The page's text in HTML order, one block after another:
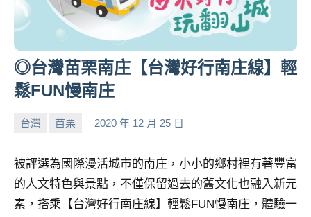
◎台灣苗栗南庄【台灣好行南庄線】輕
鬆FUN慢南庄
台灣 苗栗 2020 年 12 月 25 日
小
No
被評選為國際漫活城市的南庄，小小的鄉村裡有著豐富
的人文特色與景點，不僅保留過去的舊文化也融入新元
素，搭乘【台灣好行南庄線】輕鬆FUN慢南庄，體驗一